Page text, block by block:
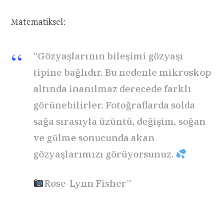
Matematiksel:
“Gözyaşlarının bileşimi gözyaşı
tipine bağlıdır. Bu nedenle mikroskop
altında inanılmaz derecede farklı
görünebilirler. Fotoğraflarda solda
sağa sırasıyla üzüntü, değişim, soğan
ve gülme sonucunda akan
gözyaşlarımızı görüyorsunuz.
Rose-Lynn Fisher”